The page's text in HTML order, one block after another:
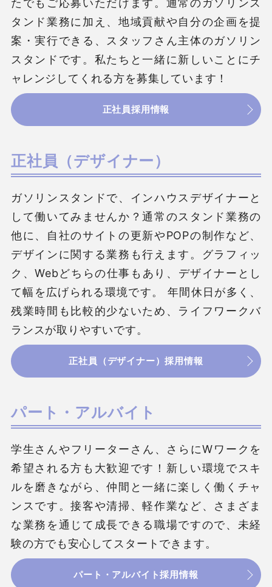
たでもご応募いただけます。通常のガソリンス
タンド業務に加え、地域貢献や自分の企画を提
案・実行できる、スタッフさん主体のガソリン
スタンドです。私たちと一緒に新しいことにチ
ャレンジしてくれる方を募集しています！
正社員採用情報
正社員（デザイナー）
ガソリンスタンドで、インハウスデザイナーと
して働いてみませんか？通常のスタンド業務の
他に、自社のサイトの更新やPOPの制作など、
デザインに関する業務も行えます。グラフィッ
ク、Webどちらの仕事もあり、デザイナーとし
て幅を広げられる環境です。 年間休日が多く、
残業時間も比較的少ないため、ライフワークバ
ランスが取りやすいです。
正社員（デザイナー）採用情報
パート・アルバイト
学生さんやフリーターさん、さらにWワークを
希望される方も大歓迎です！新しい環境でスキ
ルを磨きながら、仲間と一緒に楽しく働くチャ
ンスです。接客や清掃、軽作業など、さまざま
な業務を通じて成長できる職場ですので、未経
験の方でも安心してスタートできます。
パート・アルバイト採用情報